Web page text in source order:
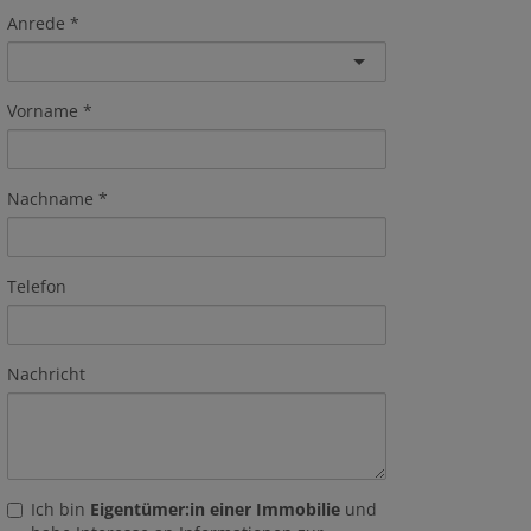
Anrede
Vorname
Nachname
Telefon
Nachricht
Ich bin Eigentümer:in einer Immobilie und